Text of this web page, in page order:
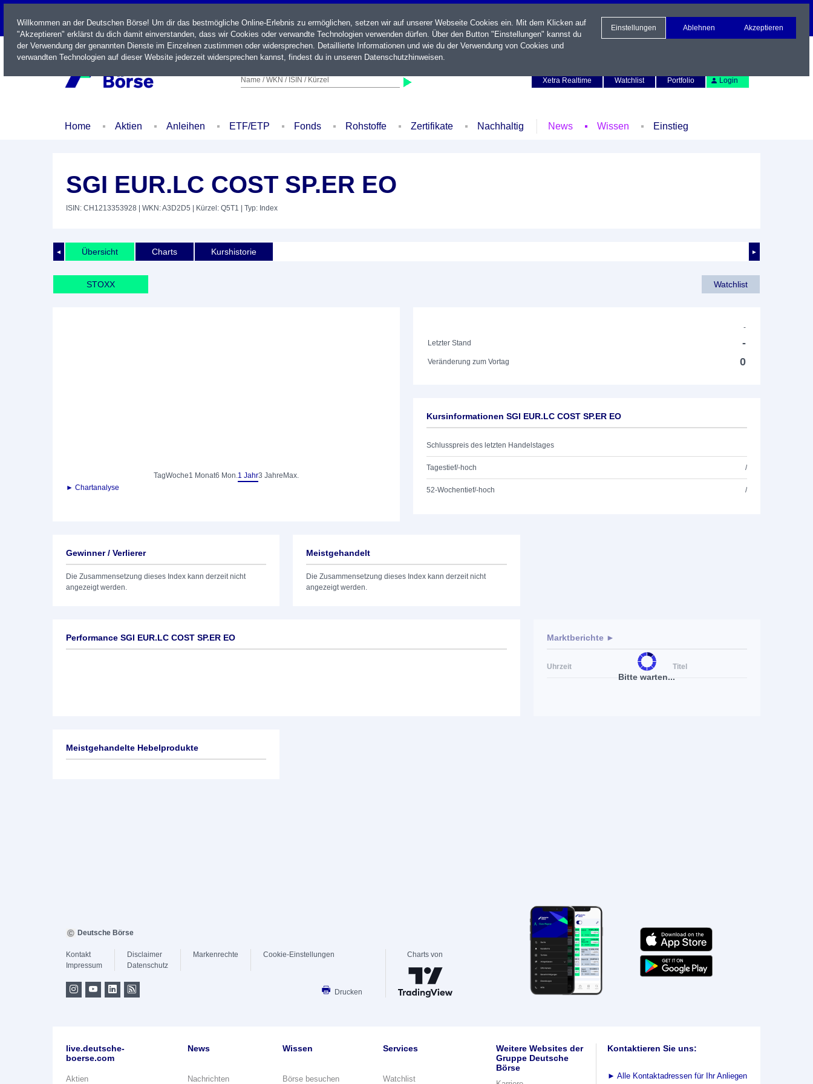
LIVE
Name / WKN / ISIN / Kürzel
Xetra Realtime
Watchlist Portfolio Login
Home Aktien Anleihen ETF/ETP Fonds Rohstoffe Zertifikate Nachhaltig News Wissen Einstieg
SGI EUR.LC COST SP.ER EO
ISIN: CH1213353928 | WKN: A3D2D5 | Kürzel: Q5T1 | Typ: Index
◄ ►
Übersicht Charts Kurshistorie
STOXX Watchlist
TagWoche1 Monat6 Mon.1 Jahr3 Jahre Max.
► Chartanalyse
-
Letzter Stand
-
Veränderung zum Vortag 0
Kursinformationen SGI EUR.LC COST SP.ER EO
Schlusspreis des letzten Handelstages
Tagestief/-hoch /
52-Wochentief/-hoch /
Gewinner / Verlierer
Die Zusammensetzung dieses Index kann derzeit nicht
angezeigt werden.
Meistgehandelt
Die Zusammensetzung dieses Index kann derzeit nicht
angezeigt werden.
Performance SGI EUR.LC COST SP.ER EO
Bitte warten...
Marktberichte ►
Uhrzeit Titel
Meistgehandelte Hebelprodukte
Willkommen an der Deutschen Börse! Um dir das bestmögliche Online-Erlebnis zu ermöglichen, setzen wir auf unserer Webseite Cookies ein. Mit dem Klicken auf
"Akzeptieren" erklärst du dich damit einverstanden, dass wir Cookies oder verwandte Technologien verwenden dürfen. Über den Button "Einstellungen" kannst du
der Verwendung der genannten Dienste im Einzelnen zustimmen oder widersprechen. Detaillierte Informationen und wie du der Verwendung von Cookies und
verwandten Technologien auf dieser Website jederzeit widersprechen kannst, findest du in unseren Datenschutzhinweisen.
Einstellungen Ablehnen Akzeptieren
Deutsche Börse
Kontakt
Impressum
Disclaimer
Datenschutz
Markenrechte Cookie-Einstellungen
Drucken
Charts von
live.deutsche-
boerse.com
Aktien
News
Nachrichten
Wissen
Börse besuchen
Services
Watchlist
Weitere Websites der
Gruppe Deutsche
Börse
Kontaktieren Sie uns:
► Alle Kontaktadressen für Ihr Anliegen